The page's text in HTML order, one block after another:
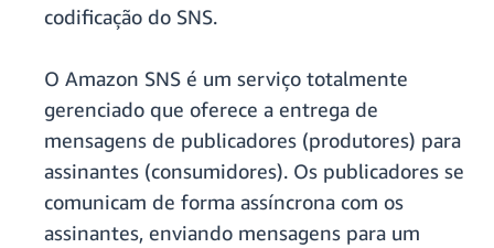
codificação do SNS.
O Amazon SNS é um serviço totalmente
gerenciado que oferece a entrega de
mensagens de publicadores (produtores) para
assinantes (consumidores). Os publicadores se
comunicam de forma assíncrona com os
assinantes, enviando mensagens para um